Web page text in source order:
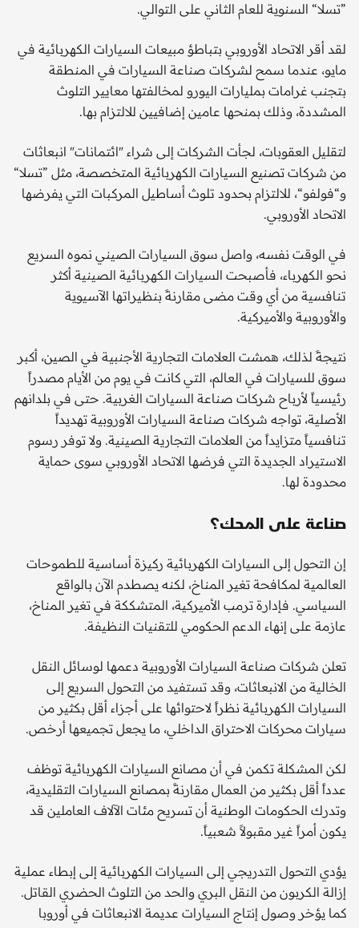
”تسلا“ السنوية للعام الثاني على التوالي.
لقد أقر الاتحاد الأوروبي بتباطؤ مبيعات السيارات الكهربائية في
مايو، عندما سمح لشركات صناعة السيارات في المنطقة
بتجنب غرامات بمليارات اليورو لمخالفتها معايير التلوث
المشددة، وذلك بمنحها عامين إضافيين للالتزام بها.
لتقليل العقوبات، لجأت الشركات إلى شراء "ائتمانات" انبعاثات
من شركات تصنيع السيارات الكهربائية المتخصصة، مثل ”تسلا“
و“فولفو“، للالتزام بحدود تلوث أساطيل المركبات التي يفرضها
الاتحاد الأوروبي.
في الوقت نفسه، واصل سوق السيارات الصيني نموه السريع
نحو الكهرباء، فأصبحت السيارات الكهربائية الصينية أكثر
تنافسية من أي وقت مضى مقارنةً بنظيراتها الآسيوية
والأوروبية والأميركية.
نتيجةً لذلك، همشت العلامات التجارية الأجنبية في الصين، أكبر
سوق للسيارات في العالم، التي كانت في يوم من الأيام مصدراً
رئيسياً لأرباح شركات صناعة السيارات الغربية. حتى في بلدانهم
الأصلية، تواجه شركات صناعة السيارات الأوروبية تهديداً
تنافسياً متزايداً من العلامات التجارية الصينية. ولا توفر رسوم
الاستيراد الجديدة التي فرضها الاتحاد الأوروبي سوى حماية
محدودة لها.
صناعة على المحك؟
إن التحول إلى السيارات الكهربائية ركيزة أساسية للطموحات
العالمية لمكافحة تغير المناخ، لكنه يصطدم الآن بالواقع
السياسي. فإدارة ترمب الأميركية، المتشككة في تغير المناخ،
عازمة على إنهاء الدعم الحكومي للتقنيات النظيفة.
تعلن شركات صناعة السيارات الأوروبية دعمها لوسائل النقل
الخالية من الانبعاثات، وقد تستفيد من التحول السريع إلى
السيارات الكهربائية نظراً لاحتوائها على أجزاء أقل بكثير من
سيارات محركات الاحتراق الداخلي، ما يجعل تجميعها أرخص.
لكن المشكلة تكمن في أن مصانع السيارات الكهربائية توظف
عدداً أقل بكثير من العمال مقارنةً بمصانع السيارات التقليدية،
وتدرك الحكومات الوطنية أن تسريح مئات الآلاف العاملين قد
يكون أمراً غير مقبولاً شعبياً.
يؤدي التحول التدريجي إلى السيارات الكهربائية إلى إبطاء عملية
إزالة الكربون من النقل البري والحد من التلوث الحضري القاتل.
كما يؤخر وصول إنتاج السيارات عديمة الانبعاثات في أوروبا